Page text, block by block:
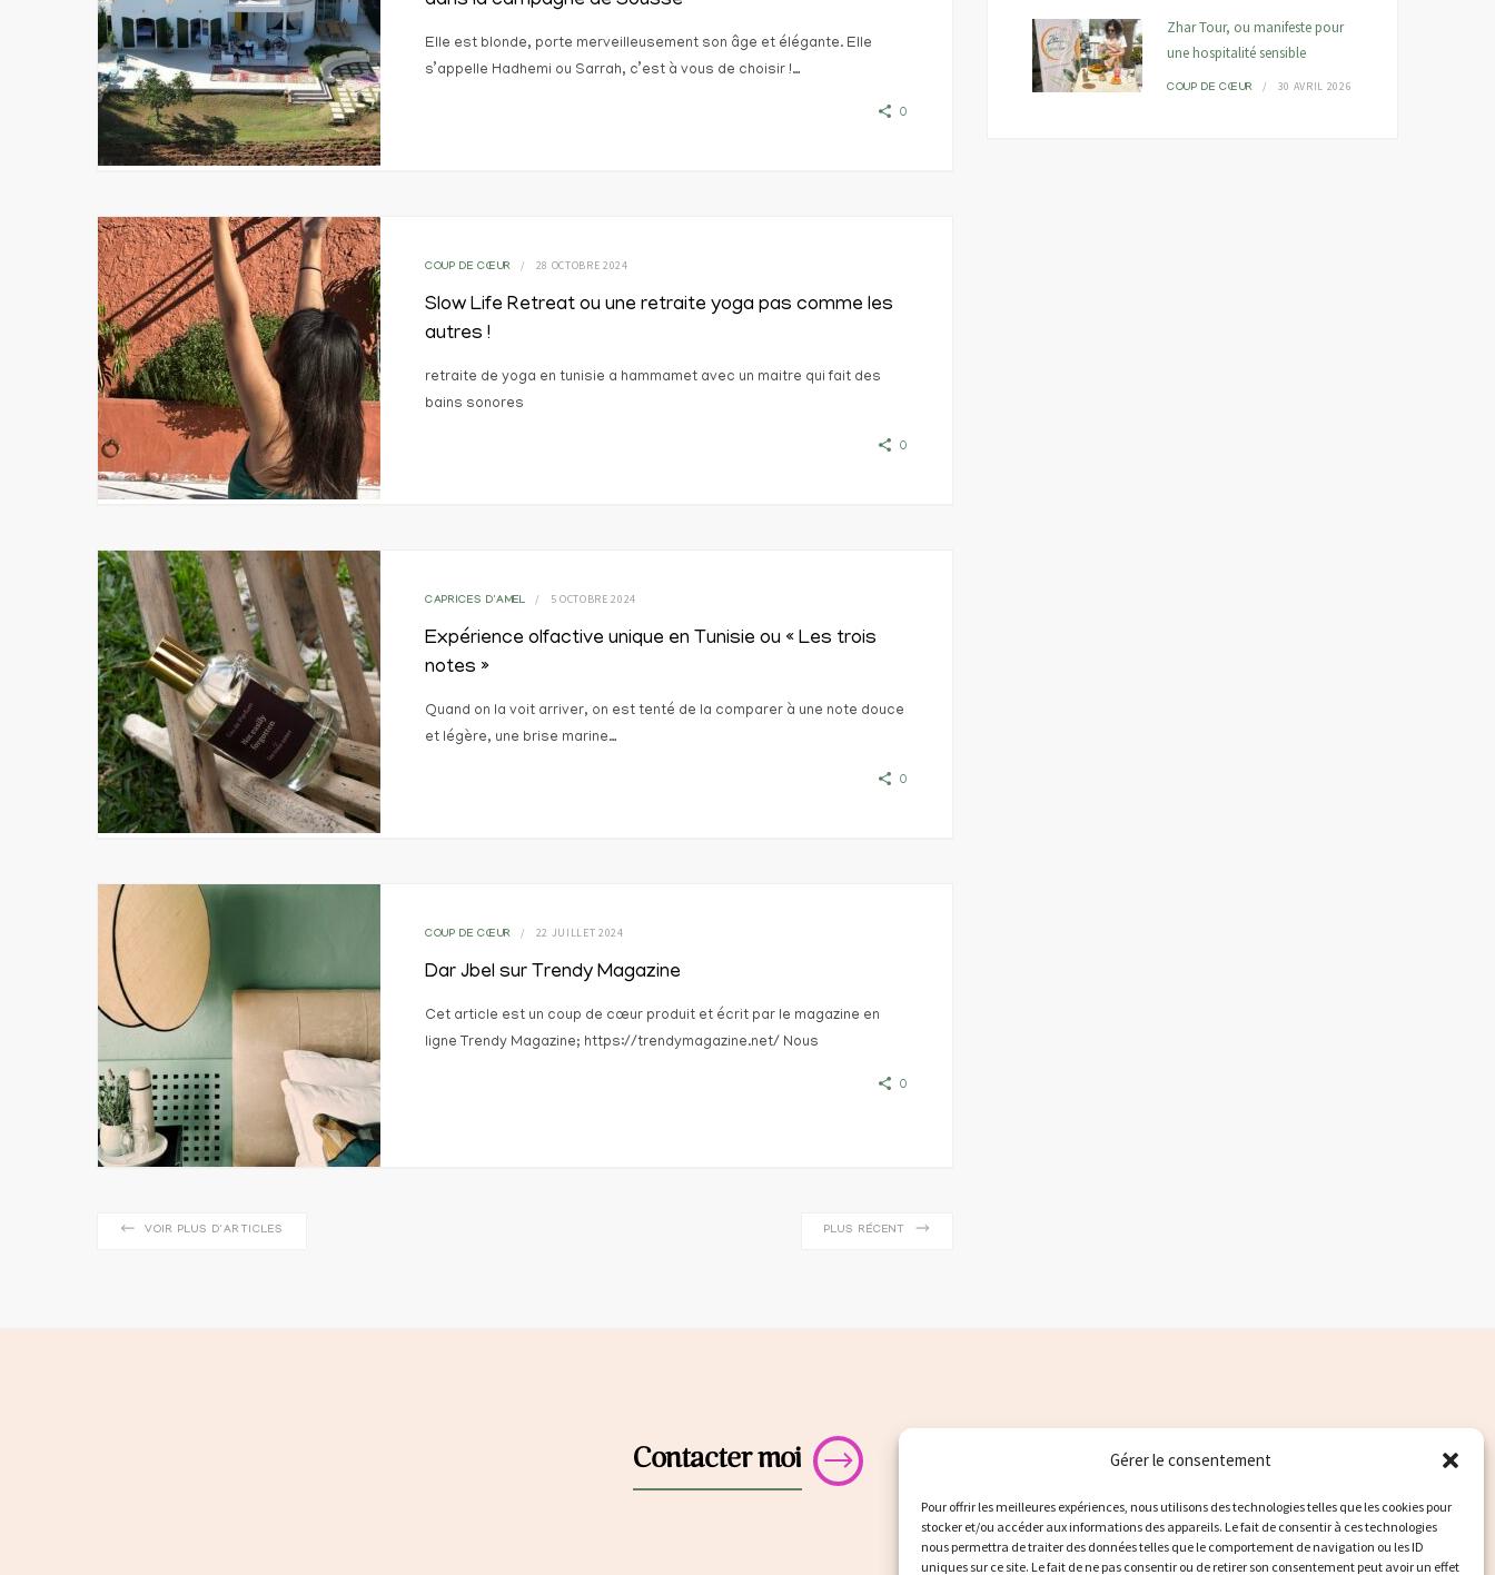
Gérer le consentement
Pour offrir les meilleures expériences, nous utilisons des technologies telles que les cookies pour
stocker et/ou accéder aux informations des appareils. Le fait de consentir à ces technologies
nous permettra de traiter des données telles que le comportement de navigation ou les ID
uniques sur ce site. Le fait de ne pas consentir ou de retirer son consentement peut avoir un effet
Elle est blonde, porte merveilleusement son âge et élégante. Elle
s’appelle Hadhemi ou Sarrah, c’est à vous de choisir !…
0
COUP DE CŒUR 28 OCTOBRE 2024
Slow Life Retreat ou une retraite yoga pas comme les
autres !
retraite de yoga en tunisie a hammamet avec un maitre qui fait des
bains sonores
0
CAPRICES D'AMEL 5 OCTOBRE 2024
Expérience olfactive unique en Tunisie ou « Les trois
notes »
Quand on la voit arriver, on est tenté de la comparer à une note douce
et légère, une brise marine…
0
COUP DE CŒUR 22 JUILLET 2024
Dar Jbel sur Trendy Magazine
Cet article est un coup de cœur produit et écrit par le magazine en
ligne Trendy Magazine; https://trendymagazine.net/ Nous
0
VOIR PLUS D'ARTICLES PLUS RÉCENT
Zhar Tour, ou manifeste pour
une hospitalité sensible
COUP DE CŒUR 30 AVRIL 2026
Contacter moi